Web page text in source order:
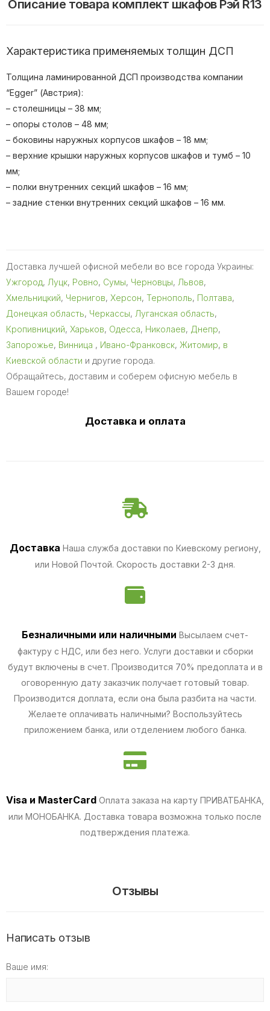
Описание товара комплект шкафов Рэй R13
Характеристика применяемых толщин ДСП
Толщина ламинированной ДСП производства компании
“Egger” (Австрия):
– столешницы – 38 мм;
– опоры столов – 48 мм;
– боковины наружных корпусов шкафов – 18 мм;
– верхние крышки наружных корпусов шкафов и тумб – 10
мм;
– полки внутренних секций шкафов – 16 мм;
– задние стенки внутренних секций шкафов – 16 мм.
Доставка лучшей офисной мебели во все города Украины:
Ужгород, Луцк, Ровно, Сумы, Черновцы, Львов,
Хмельницкий, Чернигов, Херсон, Тернополь, Полтава,
Донецкая область, Черкассы, Луганская область,
Кропивницкий, Харьков, Одесса, Николаев, Днепр,
Запорожье, Винница , Ивано-Франковск, Житомир, в
Киевской области и другие города.
Обращайтесь, доставим и соберем офисную мебель в
Вашем городе!
Доставка и оплата
Доставка Наша служба доставки по Киевскому региону,
или Новой Почтой. Скорость доставки 2-3 дня.
Безналичными или наличными Высылаем счет-
фактуру с НДС, или без него. Услуги доставки и сборки
будут включены в счет. Производится 70% предоплата и в
оговоренную дату заказчик получает готовый товар.
Производится доплата, если она была разбита на части.
Желаете оплачивать наличными? Воспользуйтесь
приложением банка, или отделением любого банка.
Visa и MasterCard Оплата заказа на карту ПРИВАТБАНКА,
или МОНОБАНКА. Доставка товара возможна только после
подтверждения платежа.
Отзывы
Написать отзыв
Ваше имя: